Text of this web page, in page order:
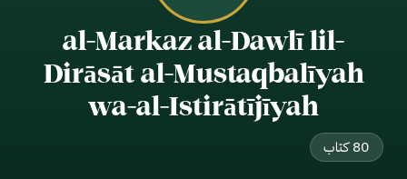
al-Markaz al-Dawlī lil-
Dirāsāt al-Mustaqbalīyah
wa-al-Istirātījīyah
80 كتاب